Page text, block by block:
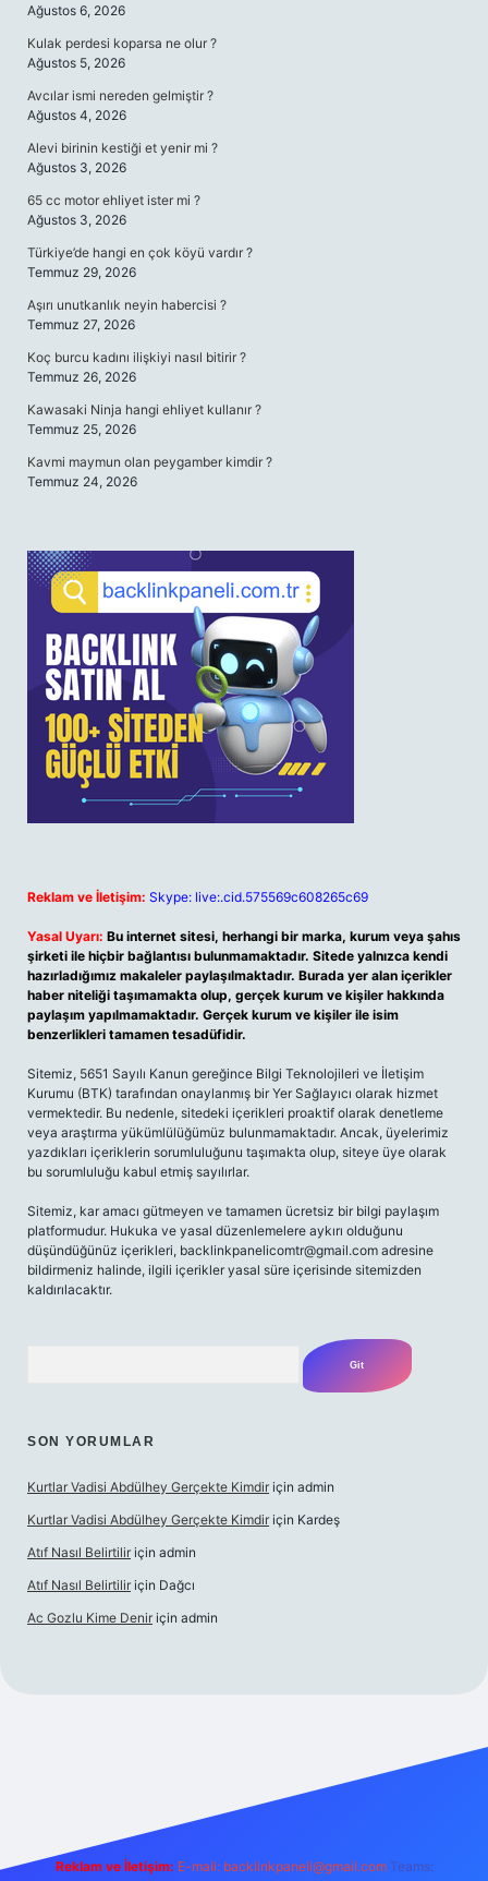
Ağustos 6, 2026
Kulak perdesi koparsa ne olur ?
Ağustos 5, 2026
Avcılar ismi nereden gelmiştir ?
Ağustos 4, 2026
Alevi birinin kestiği et yenir mi ?
Ağustos 3, 2026
65 cc motor ehliyet ister mi ?
Ağustos 3, 2026
Türkiye’de hangi en çok köyü vardır ?
Temmuz 29, 2026
Aşırı unutkanlık neyin habercisi ?
Temmuz 27, 2026
Koç burcu kadını ilişkiyi nasıl bitirir ?
Temmuz 26, 2026
Kawasaki Ninja hangi ehliyet kullanır ?
Temmuz 25, 2026
Kavmi maymun olan peygamber kimdir ?
Temmuz 24, 2026
Reklam ve İletişim: Skype: live:.cid.575569c608265c69
Yasal Uyarı: Bu internet sitesi, herhangi bir marka, kurum veya şahıs
şirketi ile hiçbir bağlantısı bulunmamaktadır. Sitede yalnızca kendi
hazırladığımız makaleler paylaşılmaktadır. Burada yer alan içerikler
haber niteliği taşımamakta olup, gerçek kurum ve kişiler hakkında
paylaşım yapılmamaktadır. Gerçek kurum ve kişiler ile isim
benzerlikleri tamamen tesadüfidir.
Sitemiz, 5651 Sayılı Kanun gereğince Bilgi Teknolojileri ve İletişim
Kurumu (BTK) tarafından onaylanmış bir Yer Sağlayıcı olarak hizmet
vermektedir. Bu nedenle, sitedeki içerikleri proaktif olarak denetleme
veya araştırma yükümlülüğümüz bulunmamaktadır. Ancak, üyelerimiz
yazdıkları içeriklerin sorumluluğunu taşımakta olup, siteye üye olarak
bu sorumluluğu kabul etmiş sayılırlar.
Sitemiz, kar amacı gütmeyen ve tamamen ücretsiz bir bilgi paylaşım
platformudur. Hukuka ve yasal düzenlemelere aykırı olduğunu
düşündüğünüz içerikleri, backlinkpanelicomtr@gmail.com adresine
bildirmeniz halinde, ilgili içerikler yasal süre içerisinde sitemizden
kaldırılacaktır.
SON YORUMLAR
Kurtlar Vadisi Abdülhey Gerçekte Kimdir için admin
Kurtlar Vadisi Abdülhey Gerçekte Kimdir için Kardeş
Atıf Nasıl Belirtilir için admin
Atıf Nasıl Belirtilir için Dağcı
Ac Gozlu Kime Denir için admin
Reklam ve İletişim: E-mail: backlinkpaneli@gmail.com Teams: